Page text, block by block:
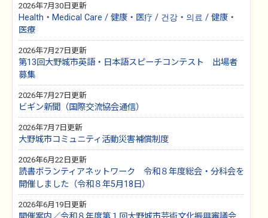
2026年7月30日更新
Health・Medical Care / 健康・医疗 / 건강・의료 / 健康・
医療
2026年7月27日更新
第13回大野城市英語・日本語スピーチコンテスト 出場者
募集
2026年7月27日更新
ビギン新聞（国際交流協会通信）
2026年7月7日更新
大野城市コミュニティ活動災害補償制度
2026年6月22日更新
読書ボランティアネットワーク 令和８年度総会・分科会を
開催しました（令和８年5月18日）
2026年6月19日更新